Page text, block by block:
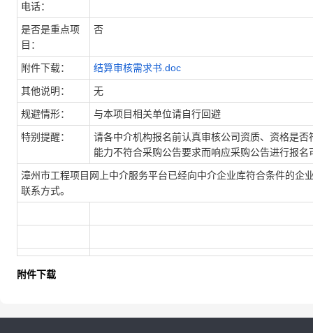
电话：
是否是重点项
目：
否
附件下载： 结算审核需求书.doc
其他说明： 无
规避情形： 与本项目相关单位请自行回避
特别提醒：
请各中介机构报名前认真审核公司资质、资格是
能力不符合采购公告要求而响应采购公告进行报
漳州市工程项目网上中介服务平台已经向中介企业库符合条件的企
联系方式。
附件下载